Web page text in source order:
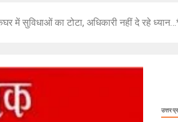
में सुविधाओं का टोटा, अधिकारी नहीं दे रहे
उत्तर